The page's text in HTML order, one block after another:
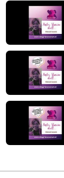
de vragen aan die er écht toe doen:
loopbaan op,
Gods manier!) Hoe
Jezus over sprak?
keuzes maken het
navigeer je
kompas? Elke
heldere Bijbelse
realiteit van geloof